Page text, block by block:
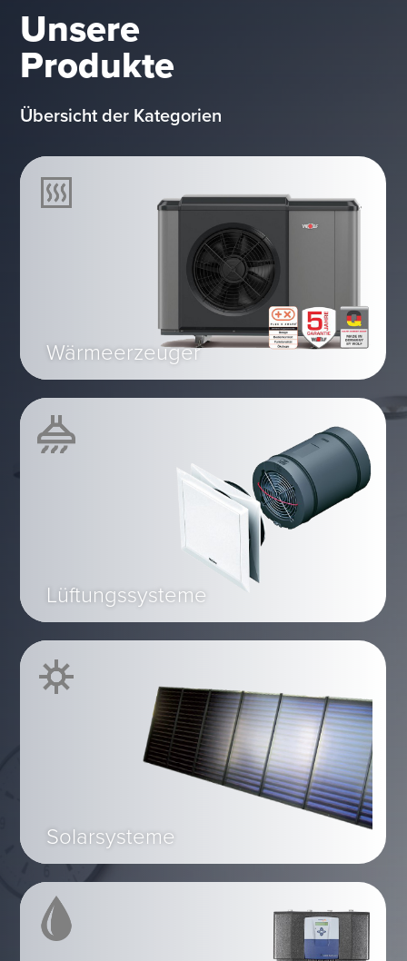
Unsere
Produkte
Übersicht der Kategorien
Wärmeerzeuger
Lüftungssysteme
Solarsysteme